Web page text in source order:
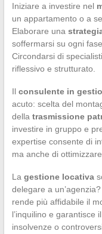
Iniziare a investire nel
un appartamento o a
Elaborare una
soffermarsi su ogni
Circondarsi di
riflessivo e strutturato.
Il consulente in
acuto: scelta del
della trasmissione
investire in gruppo e
expertise consente di
ma anche di
La gestione locativa
delegare a
rende più affidabile il
l’inquilino e garantisce
insolvenze o